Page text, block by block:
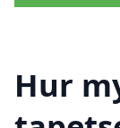
Hur